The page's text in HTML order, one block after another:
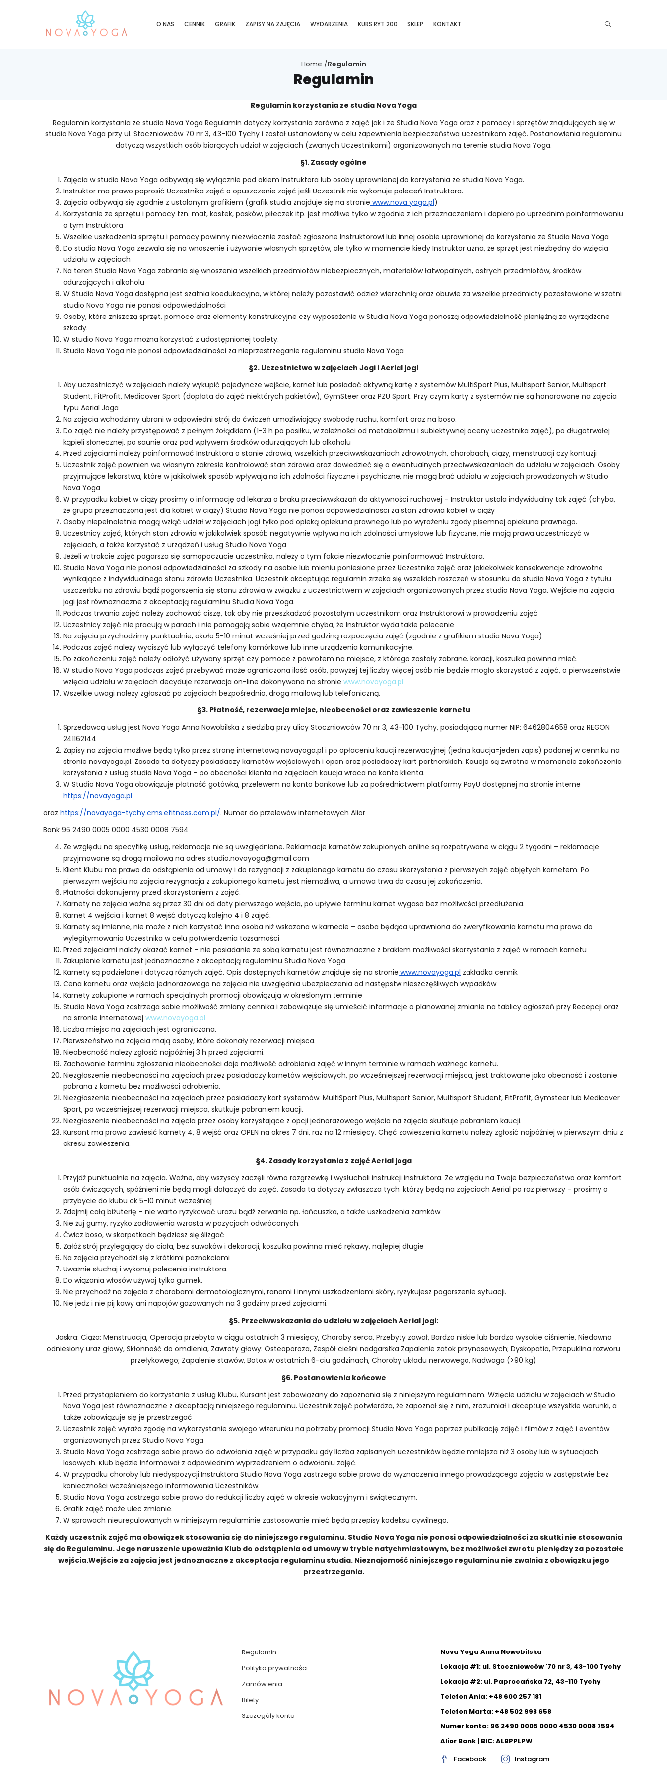
O NAS CENNIK GRAFIK ZAPISY NA ZAJĘCIA WYDARZENIA KURS RYT 200 SKLEP KONTAKT
Home /Regulamin
Regulamin
Regulamin korzystania ze studia Nova Yoga
Regulamin korzystania ze studia Nova Yoga Regulamin dotyczy korzystania zarówno z zajęć jak i ze Studia Nova Yoga oraz z pomocy i sprzętów znajdujących się w
studio Nova Yoga przy ul. Stoczniowców 70 nr 3, 43-100 Tychy i został ustanowiony w celu zapewnienia bezpieczeństwa uczestnikom zajęć. Postanowienia regulaminu
dotyczą wszystkich osób biorących udział w zajęciach (zwanych Uczestnikami) organizowanych na terenie studia Nova Yoga.
§1. Zasady ogólne
Zajęcia w studio Nova Yoga odbywają się wyłącznie pod okiem Instruktora lub osoby uprawnionej do korzystania ze studia Nova Yoga.
Instruktor ma prawo poprosić Uczestnika zajęć o opuszczenie zajęć jeśli Uczestnik nie wykonuje poleceń Instruktora.
Zajęcia odbywają się zgodnie z ustalonym grafikiem (grafik studia znajduje się na stronie www.nova yoga.pl)
Korzystanie ze sprzętu i pomocy tzn. mat, kostek, pasków, piłeczek itp. jest możliwe tylko w zgodnie z ich przeznaczeniem i dopiero po uprzednim poinformowaniu
o tym Instruktora
Wszelkie uszkodzenia sprzętu i pomocy powinny niezwłocznie zostać zgłoszone Instruktorowi lub innej osobie uprawnionej do korzystania ze Studia Nova Yoga
Do studia Nova Yoga zezwala się na wnoszenie i używanie własnych sprzętów, ale tylko w momencie kiedy Instruktor uzna, że sprzęt jest niezbędny do wzięcia
udziału w zajęciach
Na teren Studia Nova Yoga zabrania się wnoszenia wszelkich przedmiotów niebezpiecznych, materiałów łatwopalnych, ostrych przedmiotów, środków
odurzających i alkoholu
W Studio Nova Yoga dostępna jest szatnia koedukacyjna, w której należy pozostawić odzież wierzchnią oraz obuwie za wszelkie przedmioty pozostawione w szatni
studio Nova Yoga nie ponosi odpowiedzialności
Osoby, które zniszczą sprzęt, pomoce oraz elementy konstrukcyjne czy wyposażenie w Studia Nova Yoga ponoszą odpowiedzialność pieniężną za wyrządzone
szkody.
W studio Nova Yoga można korzystać z udostępnionej toalety.
Studio Nova Yoga nie ponosi odpowiedzialności za nieprzestrzeganie regulaminu studia Nova Yoga
§2. Uczestnictwo w zajęciach Jogi i Aerial jogi
Aby uczestniczyć w zajęciach należy wykupić pojedyncze wejście, karnet lub posiadać aktywną kartę z systemów MultiSport Plus, Multisport Senior, Multisport
Student, FitProfit, Medicover Sport (dopłata do zajęć niektórych pakietów), GymSteer oraz PZU Sport. Przy czym karty z systemów nie są honorowane na zajęcia
typu Aerial Joga
Na zajęcia wchodzimy ubrani w odpowiedni strój do ćwiczeń umożliwiający swobodę ruchu, komfort oraz na boso.
Do zajęć nie należy przystępować z pełnym żołądkiem (1-3 h po posiłku, w zależności od metabolizmu i subiektywnej oceny uczestnika zajęć), po długotrwałej
kąpieli słonecznej, po saunie oraz pod wpływem środków odurzających lub alkoholu
Przed zajęciami należy poinformować Instruktora o stanie zdrowia, wszelkich przeciwwskazaniach zdrowotnych, chorobach, ciąży, menstruacji czy kontuzji
Uczestnik zajęć powinien we własnym zakresie kontrolować stan zdrowia oraz dowiedzieć się o ewentualnych przeciwwskazaniach do udziału w zajęciach. Osoby
przyjmujące lekarstwa, które w jakikolwiek sposób wpływają na ich zdolności fizyczne i psychiczne, nie mogą brać udziału w zajęciach prowadzonych w Studio
Nova Yoga
W przypadku kobiet w ciąży prosimy o informację od lekarza o braku przeciwwskazań do aktywności ruchowej – Instruktor ustala indywidualny tok zajęć (chyba,
że grupa przeznaczona jest dla kobiet w ciąży) Studio Nova Yoga nie ponosi odpowiedzialności za stan zdrowia kobiet w ciąży
Osoby niepełnoletnie mogą wziąć udział w zajęciach jogi tylko pod opieką opiekuna prawnego lub po wyrażeniu zgody pisemnej opiekuna prawnego.
Uczestnicy zajęć, których stan zdrowia w jakikolwiek sposób negatywnie wpływa na ich zdolności umysłowe lub fizyczne, nie mają prawa uczestniczyć w
zajęciach, a także korzystać z urządzeń i usług Studio Nova Yoga
Jeżeli w trakcie zajęć pogarsza się samopoczucie uczestnika, należy o tym fakcie niezwłocznie poinformować Instruktora.
Studio Nova Yoga nie ponosi odpowiedzialności za szkody na osobie lub mieniu poniesione przez Uczestnika zajęć oraz jakiekolwiek konsekwencje zdrowotne
wynikające z indywidualnego stanu zdrowia Uczestnika. Uczestnik akceptując regulamin zrzeka się wszelkich roszczeń w stosunku do studia Nova Yoga z tytułu
uszczerbku na zdrowiu bądź pogorszenia się stanu zdrowia w związku z uczestnictwem w zajęciach organizowanych przez studio Nova Yoga. Wejście na zajęcia
jogi jest równoznaczne z akceptacją regulaminu Studia Nova Yoga.
Podczas trwania zajęć należy zachować ciszę, tak aby nie przeszkadzać pozostałym uczestnikom oraz Instruktorowi w prowadzeniu zajęć
Uczestnicy zajęć nie pracują w parach i nie pomagają sobie wzajemnie chyba, że Instruktor wyda takie polecenie
Na zajęcia przychodzimy punktualnie, około 5-10 minut wcześniej przed godziną rozpoczęcia zajęć (zgodnie z grafikiem studia Nova Yoga)
Podczas zajęć należy wyciszyć lub wyłączyć telefony komórkowe lub inne urządzenia komunikacyjne.
Po zakończeniu zajęć należy odłożyć używany sprzęt czy pomoce z powrotem na miejsce, z którego zostały zabrane. koracji, koszulka powinna mieć.
W studio Nova Yoga podczas zajęć przebywać może ograniczona ilość osób, powyżej tej liczby więcej osób nie będzie mogło skorzystać z zajęć, o pierwszeństwie
wzięcia udziału w zajęciach decyduje rezerwacja on-line dokonywana na stronie www.novayoga.pl
Wszelkie uwagi należy zgłaszać po zajęciach bezpośrednio, drogą mailową lub telefoniczną.
§3. Płatność, rezerwacja miejsc, nieobecności oraz zawieszenie karnetu
Sprzedawcą usług jest Nova Yoga Anna Nowobilska z siedzibą przy ulicy Stoczniowców 70 nr 3, 43-100 Tychy, posiadającą numer NIP: 6462804658 oraz REGON
241162144
Zapisy na zajęcia możliwe będą tylko przez stronę internetową novayoga.pl i po opłaceniu kaucji rezerwacyjnej (jedna kaucja=jeden zapis) podanej w cenniku na
stronie novayoga.pl. Zasada ta dotyczy posiadaczy karnetów wejściowych i open oraz posiadaczy kart partnerskich. Kaucje są zwrotne w momencie zakończenia
korzystania z usług studia Nova Yoga – po obecności klienta na zajęciach kaucja wraca na konto klienta.
W Studio Nova Yoga obowiązuje płatność gotówką, przelewem na konto bankowe lub za pośrednictwem platformy PayU dostępnej na stronie interne
https://novayoga.pl
oraz https://novayoga-tychy.cms.efitness.com.pl/. Numer do przelewów internetowych Alior
Bank 96 2490 0005 0000 4530 0008 7594
Ze względu na specyfikę usług, reklamacje nie są uwzględniane. Reklamacje karnetów zakupionych online są rozpatrywane w ciągu 2 tygodni – reklamacje
przyjmowane są drogą mailową na adres studio.novayoga@gmail.com
Klient Klubu ma prawo do odstąpienia od umowy i do rezygnacji z zakupionego karnetu do czasu skorzystania z pierwszych zajęć objętych karnetem. Po
pierwszym wejściu na zajęcia rezygnacja z zakupionego karnetu jest niemożliwa, a umowa trwa do czasu jej zakończenia.
Płatności dokonujemy przed skorzystaniem z zajęć.
Karnety na zajęcia ważne są przez 30 dni od daty pierwszego wejścia, po upływie terminu karnet wygasa bez możliwości przedłużenia.
Karnet 4 wejścia i karnet 8 wejść dotyczą kolejno 4 i 8 zajęć.
Karnety są imienne, nie może z nich korzystać inna osoba niż wskazana w karnecie – osoba będąca uprawniona do zweryfikowania karnetu ma prawo do
wylegitymowania Uczestnika w celu potwierdzenia tożsamości
Przed zajęciami należy okazać karnet – nie posiadanie ze sobą karnetu jest równoznaczne z brakiem możliwości skorzystania z zajęć w ramach karnetu
Zakupienie karnetu jest jednoznaczne z akceptacją regulaminu Studia Nova Yoga
Karnety są podzielone i dotyczą różnych zajęć. Opis dostępnych karnetów znajduje się na stronie www.novayoga.pl zakładka cennik
Cena karnetu oraz wejścia jednorazowego na zajęcia nie uwzględnia ubezpieczenia od następstw nieszczęśliwych wypadków
Karnety zakupione w ramach specjalnych promocji obowiązują w określonym terminie
Studio Nova Yoga zastrzega sobie możliwość zmiany cennika i zobowiązuje się umieścić informacje o planowanej zmianie na tablicy ogłoszeń przy Recepcji oraz
na stronie internetowej www.novayoga.pl
Liczba miejsc na zajęciach jest ograniczona.
Pierwszeństwo na zajęcia mają osoby, które dokonały rezerwacji miejsca.
Nieobecność należy zgłosić najpóźniej 3 h przed zajęciami.
Zachowanie terminu zgłoszenia nieobecności daje możliwość odrobienia zajęć w innym terminie w ramach ważnego karnetu.
Niezgłoszenie nieobecności na zajęciach przez posiadaczy karnetów wejściowych, po wcześniejszej rezerwacji miejsca, jest traktowane jako obecność i zostanie
pobrana z karnetu bez możliwości odrobienia.
Niezgłoszenie nieobecności na zajęciach przez posiadaczy kart systemów: MultiSport Plus, Multisport Senior, Multisport Student, FitProfit, Gymsteer lub Medicover
Sport, po wcześniejszej rezerwacji miejsca, skutkuje pobraniem kaucji.
Niezgłoszenie nieobecności na zajęcia przez osoby korzystające z opcji jednorazowego wejścia na zajęcia skutkuje pobraniem kaucji.
Kursant ma prawo zawiesić karnety 4, 8 wejść oraz OPEN na okres 7 dni, raz na 12 miesięcy. Chęć zawieszenia karnetu należy zgłosić najpóźniej w pierwszym dniu z
okresu zawieszenia.
§4. Zasady korzystania z zajęć Aerial joga
Przyjdź punktualnie na zajęcia. Ważne, aby wszyscy zaczęli równo rozgrzewkę i wysłuchali instrukcji instruktora. Ze względu na Twoje bezpieczeństwo oraz komfort
osób ćwiczących, spóźnieni nie będą mogli dołączyć do zajęć. Zasada ta dotyczy zwłaszcza tych, którzy będą na zajęciach Aerial po raz pierwszy – prosimy o
przybycie do klubu ok 5-10 minut wcześniej
Zdejmij całą biżuterię – nie warto ryzykować urazu bądź zerwania np. łańcuszka, a także uszkodzenia zamków
Nie żuj gumy, ryzyko zadławienia wzrasta w pozycjach odwróconych.
Ćwicz boso, w skarpetkach będziesz się ślizgać
Załóż strój przylegający do ciała, bez suwaków i dekoracji, koszulka powinna mieć rękawy, najlepiej długie
Na zajęcia przychodzi się z krótkimi paznokciami
Uważnie słuchaj i wykonuj polecenia instruktora.
Do wiązania włosów używaj tylko gumek.
Nie przychodź na zajęcia z chorobami dermatologicznymi, ranami i innymi uszkodzeniami skóry, ryzykujesz pogorszenie sytuacji.
Nie jedz i nie pij kawy ani napojów gazowanych na 3 godziny przed zajęciami.
§5. Przeciwwskazania do udziału w zajęciach Aerial jogi:
Jaskra: Ciąża: Menstruacja, Operacja przebyta w ciągu ostatnich 3 miesięcy, Choroby serca, Przebyty zawał, Bardzo niskie lub bardzo wysokie ciśnienie, Niedawno
odniesiony uraz głowy, Skłonność do omdlenia, Zawroty głowy: Osteoporoza, Zespół cieśni nadgarstka Zapalenie zatok przynosowych; Dyskopatia, Przepuklina rozworu
przełykowego; Zapalenie stawów, Botox w ostatnich 6-ciu godzinach, Choroby układu nerwowego, Nadwaga (>90 kg)
§6. Postanowienia końcowe
Przed przystąpieniem do korzystania z usług Klubu, Kursant jest zobowiązany do zapoznania się z niniejszym regulaminem. Wzięcie udziału w zajęciach w Studio
Nova Yoga jest równoznaczne z akceptacją niniejszego regulaminu. Uczestnik zajęć potwierdza, że zapoznał się z nim, zrozumiał i akceptuje wszystkie warunki, a
także zobowiązuje się je przestrzegać
Uczestnik zajęć wyraża zgodę na wykorzystanie swojego wizerunku na potrzeby promocji Studia Nova Yoga poprzez publikację zdjęć i filmów z zajęć i eventów
organizowanych przez Studio Nova Yoga
Studio Nova Yoga zastrzega sobie prawo do odwołania zajęć w przypadku gdy liczba zapisanych uczestników będzie mniejsza niż 3 osoby lub w sytuacjach
losowych. Klub będzie informował z odpowiednim wyprzedzeniem o odwołaniu zajęć.
W przypadku choroby lub niedyspozycji Instruktora Studio Nova Yoga zastrzega sobie prawo do wyznaczenia innego prowadzącego zajęcia w zastępstwie bez
konieczności wcześniejszego informowania Uczestników.
Studio Nova Yoga zastrzega sobie prawo do redukcji liczby zajęć w okresie wakacyjnym i świątecznym.
Grafik zajęć może ulec zmianie.
W sprawach nieuregulowanych w niniejszym regulaminie zastosowanie mieć będą przepisy kodeksu cywilnego.
Każdy uczestnik zajęć ma obowiązek stosowania się do niniejszego regulaminu. Studio Nova Yoga nie ponosi odpowiedzialności za skutki nie stosowania
się do Regulaminu. Jego naruszenie upoważnia Klub do odstąpienia od umowy w trybie natychmiastowym, bez możliwości zwrotu pieniędzy za pozostałe
wejścia.Wejście za zajęcia jest jednoznaczne z akceptacja regulaminu studia. Nieznajomość niniejszego regulaminu nie zwalnia z obowiązku jego
przestrzegania.
Regulamin
Polityka prywatności
Zamówienia
Bilety
Szczegóły konta
Nova Yoga Anna Nowobilska
Lokacja #1: ul. Stoczniowców '70 nr 3, 43-100 Tychy
Lokacja #2: ul. Paprocańska 72, 43-110 Tychy
Telefon Ania: +48 600 257 181
Telefon Marta: +48 502 998 658
Numer konta: 96 2490 0005 0000 4530 0008 7594
Alior Bank | BIC: ALBPPLPW
Facebook
Instagram